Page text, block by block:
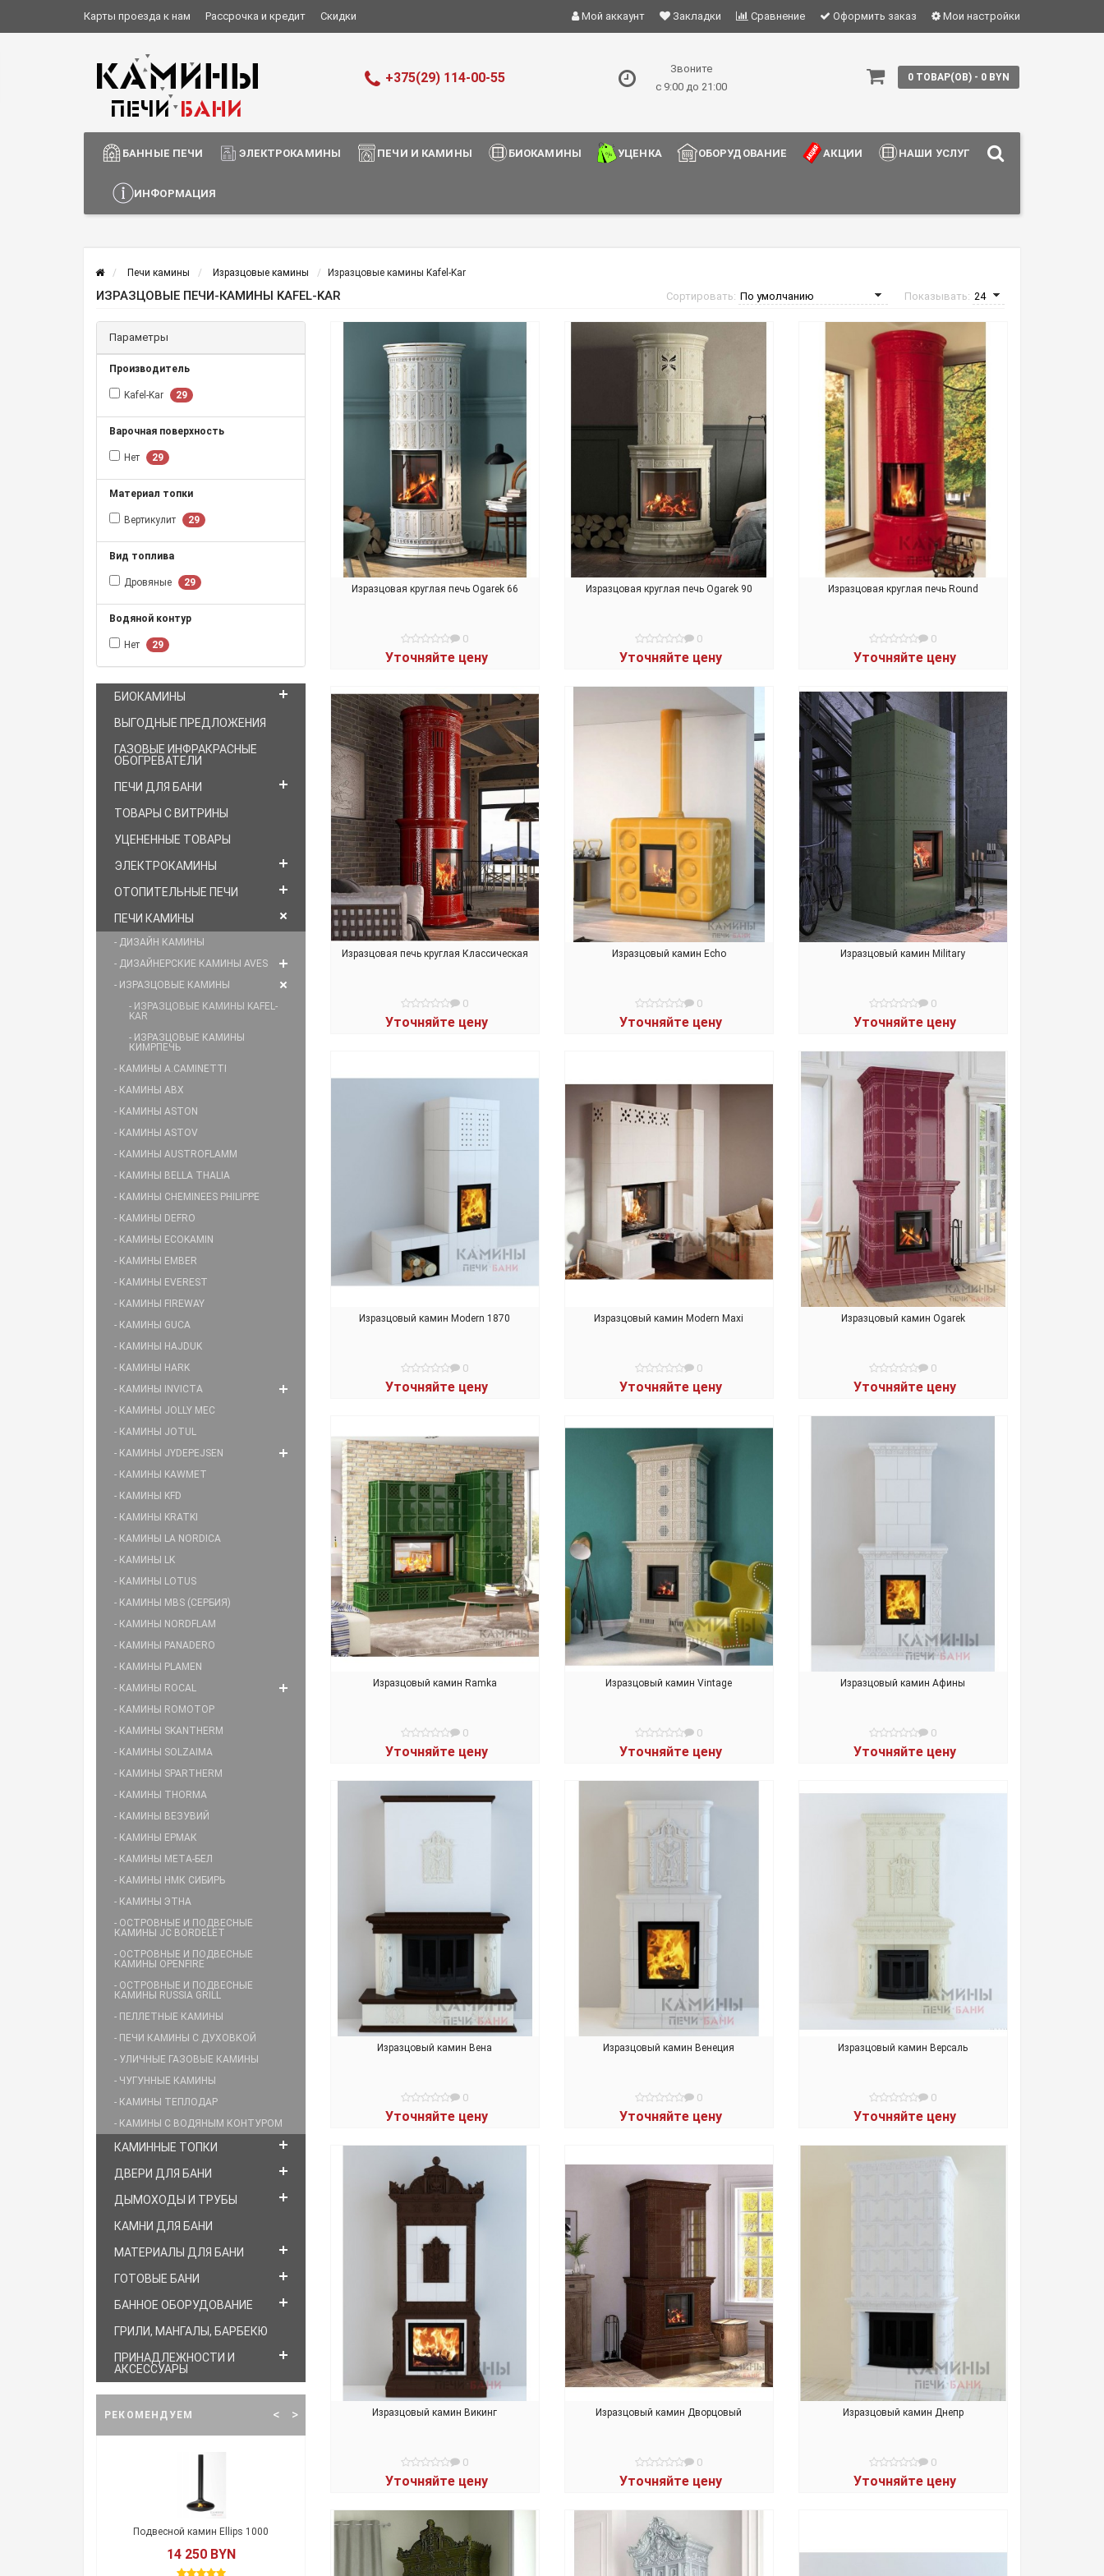
Карты проезда к нам Рассрочка и кредит Скидки
Информация о доставке
Мой аккаунт Закладки Сравнение Оформить заказ Мои настройки
+375(29) 114-00-55
Звоните
с 9:00 до 21:00
0 ТОВАР(ОВ) - 0 BYN
БАННЫЕ ПЕЧИ ЭЛЕКТРОКАМИНЫ ПЕЧИ И КАМИНЫ БИОКАМИНЫ УЦЕНКА ОБОРУДОВАНИЕ АКЦИИ НАШИ УСЛУГИ
ИНФОРМАЦИЯ
Печи камины Изразцовые камины Изразцовые камины Kafel-Kar
ИЗРАЗЦОВЫЕ ПЕЧИ-КАМИНЫ KAFEL-KAR Показывать:
Сортировать:
Параметры
Производитель
Kafel-Kar 29
Варочная поверхность
Нет 29
Материал топки
Вертикулит 29
Вид топлива
Дровяные 29
Водяной контур
Нет 29
БИОКАМИНЫ
ВЫГОДНЫЕ ПРЕДЛОЖЕНИЯ
ГАЗОВЫЕ ИНФРАКРАСНЫЕ
ОБОГРЕВАТЕЛИ
ПЕЧИ ДЛЯ БАНИ
ТОВАРЫ С ВИТРИНЫ
УЦЕНЕННЫЕ ТОВАРЫ
ЭЛЕКТРОКАМИНЫ
ОТОПИТЕЛЬНЫЕ ПЕЧИ
ПЕЧИ КАМИНЫ
- ДИЗАЙН КАМИНЫ
- ДИЗАЙНЕРСКИЕ КАМИНЫ AVES
- ИЗРАЗЦОВЫЕ КАМИНЫ
- ИЗРАЗЦОВЫЕ КАМИНЫ KAFEL-
KAR
- ИЗРАЗЦОВЫЕ КАМИНЫ
КИМРПЕЧЬ
- КАМИНЫ A.CAMINETTI
- КАМИНЫ ABX
- КАМИНЫ ASTON
- КАМИНЫ ASTOV
- КАМИНЫ AUSTROFLAMM
- КАМИНЫ BELLA THALIA
- КАМИНЫ CHEMINEES PHILIPPE
- КАМИНЫ DEFRO
- КАМИНЫ ECOKAMIN
- КАМИНЫ EMBER
- КАМИНЫ EVEREST
- КАМИНЫ FIREWAY
- КАМИНЫ GUCA
- КАМИНЫ HAJDUK
- КАМИНЫ HARK
- КАМИНЫ INVICTA
- КАМИНЫ JOLLY MEC
- КАМИНЫ JOTUL
- КАМИНЫ JYDEPEJSEN
- КАМИНЫ KAWMET
- КАМИНЫ KFD
- КАМИНЫ KRATKI
- КАМИНЫ LA NORDICA
- КАМИНЫ LK
- КАМИНЫ LOTUS
- КАМИНЫ MBS (СЕРБИЯ)
- КАМИНЫ NORDFLAM
- КАМИНЫ PANADERO
- КАМИНЫ PLAMEN
- КАМИНЫ ROCAL
- КАМИНЫ ROMOTOP
- КАМИНЫ SKANTHERM
- КАМИНЫ SOLZAIMA
- КАМИНЫ SPARTHERM
- КАМИНЫ THORMA
- КАМИНЫ ВЕЗУВИЙ
- КАМИНЫ ЕРМАК
- КАМИНЫ МЕТА-БЕЛ
- КАМИНЫ НМК СИБИРЬ
- КАМИНЫ ЭТНА
- ОСТРОВНЫЕ И ПОДВЕСНЫЕ
КАМИНЫ JC BORDELET
- ОСТРОВНЫЕ И ПОДВЕСНЫЕ
КАМИНЫ OPENFIRE
- ОСТРОВНЫЕ И ПОДВЕСНЫЕ
КАМИНЫ RUSSIA GRILL
- ПЕЛЛЕТНЫЕ КАМИНЫ
- ПЕЧИ КАМИНЫ С ДУХОВКОЙ
- УЛИЧНЫЕ ГАЗОВЫЕ КАМИНЫ
- ЧУГУННЫЕ КАМИНЫ
- КАМИНЫ ТЕПЛОДАР
- КАМИНЫ С ВОДЯНЫМ КОНТУРОМ
КАМИННЫЕ ТОПКИ
ДВЕРИ ДЛЯ БАНИ
ДЫМОХОДЫ И ТРУБЫ
КАМНИ ДЛЯ БАНИ
МАТЕРИАЛЫ ДЛЯ БАНИ
ГОТОВЫЕ БАНИ
БАННОЕ ОБОРУДОВАНИЕ
ГРИЛИ, МАНГАЛЫ, БАРБЕКЮ
ПРИНАДЛЕЖНОСТИ И
АКСЕССУАРЫ
РЕКОМЕНДУЕМ
Подвесной камин Ellips 1000
14 250 BYN
Подвесной камин Ellips 1250
15 162 BYN
Подвесной камин FLY
13 680 BYN 14 250 BYN 15 162 BYN
< >
Изразцовая круглая печь Ogarek 66
0
Уточняйте цену
В КОРЗИНУ
Изразцовая круглая печь Ogarek 90
0
Уточняйте цену
Изразцовая круглая печь Round
0
Уточняйте цену
В КОРЗИНУ
Изразцовая печь круглая Классическая
0
Уточняйте цену
Изразцовый камин Echo
0
Уточняйте цену
Изразцовый камин Military
0
Уточняйте цену
Изразцовый камин Modern 1870
0
Уточняйте цену
Изразцовый камин Modern Maxi
0
Уточняйте цену
Изразцовый камин Ogarek
0
Уточняйте цену
Изразцовый камин Ramka
0
Уточняйте цену
Изразцовый камин Vintage
0
Уточняйте цену
Изразцовый камин Афины
0
Уточняйте цену
Изразцовый камин Вена
0
Уточняйте цену
Изразцовый камин Венеция
0
Уточняйте цену
Изразцовый камин Версаль
0
Уточняйте цену
Изразцовый камин Викинг
0
Уточняйте цену
В КОРЗИНУ
Изразцовый камин Дворцовый
0
Уточняйте цену
В КОРЗИНУ
Изразцовый камин Днепр
0
Уточняйте цену